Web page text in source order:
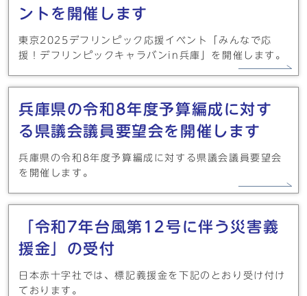
ントを開催します
東京2025デフリンピック応援イベント「みんなで応
援！デフリンピックキャラバンin兵庫」を開催します。
兵庫県の令和8年度予算編成に対す
る県議会議員要望会を開催します
兵庫県の令和8年度予算編成に対する県議会議員要望会
を開催します。
「令和7年台風第12号に伴う災害義
援金」の受付
日本赤十字社では、標記義援金を下記のとおり受け付け
ております。